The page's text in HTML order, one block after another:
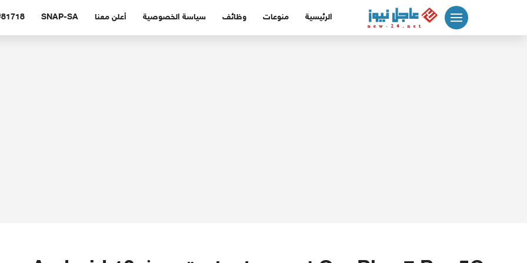
الرئيسية منوعات وظائف سياسة الخصوصية أعلن معنا SNAP-SA #81718 (بدون